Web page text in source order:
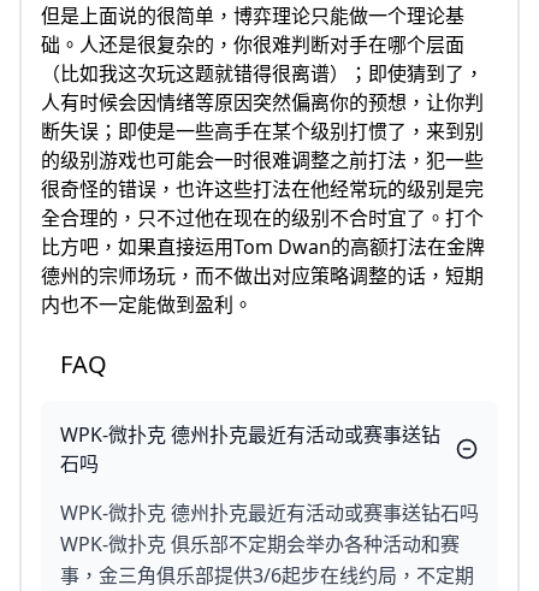
但是上面说的很简单，博弈理论只能做一个理论基
础。人还是很复杂的，你很难判断对手在哪个层面
（比如我这次玩这题就错得很离谱）；即使猜到了，
人有时候会因情绪等原因突然偏离你的预想，让你判
断失误；即使是一些高手在某个级别打惯了，来到别
的级别游戏也可能会一时很难调整之前打法，犯一些
很奇怪的错误，也许这些打法在他经常玩的级别是完
全合理的，只不过他在现在的级别不合时宜了。打个
比方吧，如果直接运用Tom Dwan的高额打法在金牌
德州的宗师场玩，而不做出对应策略调整的话，短期
内也不一定能做到盈利。
FAQ
WPK-微扑克 德州扑克最近有活动或赛事送钻
石吗
WPK-微扑克 德州扑克最近有活动或赛事送钻石吗
WPK-微扑克 俱乐部不定期会举办各种活动和赛
事，金三角俱乐部提供3/6起步在线约局，不定期